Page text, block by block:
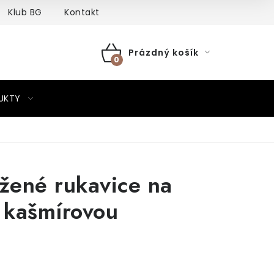
Klub BG Kontakt
NÁKUPNÍ
Prázdný košík
rukavice na